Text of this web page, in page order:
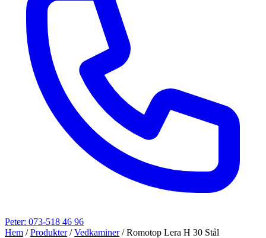
Peter: 073-518 46 96
Hem / Produkter / Vedkaminer / Romotop Lera H 30 Stål